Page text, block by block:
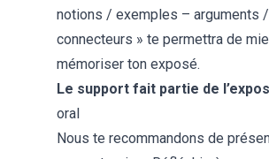
notions / exemples – arguments /
connecteurs » te permettra de
mémoriser ton exposé.
Le support fait partie de
oral
Nous te recommandons de